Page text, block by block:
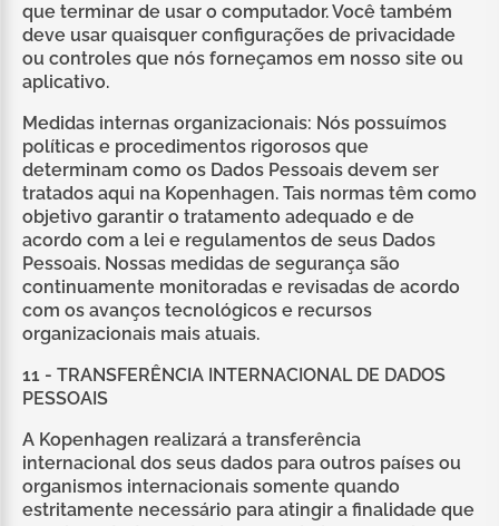
que terminar de usar o computador. Você também
deve usar quaisquer configurações de privacidade
ou controles que nós forneçamos em nosso site ou
aplicativo.
Medidas internas organizacionais: Nós possuímos
políticas e procedimentos rigorosos que
determinam como os Dados Pessoais devem ser
tratados aqui na Kopenhagen. Tais normas têm como
objetivo garantir o tratamento adequado e de
acordo com a lei e regulamentos de seus Dados
Pessoais. Nossas medidas de segurança são
continuamente monitoradas e revisadas de acordo
com os avanços tecnológicos e recursos
organizacionais mais atuais.
11 - TRANSFERÊNCIA INTERNACIONAL DE DADOS
PESSOAIS
A Kopenhagen realizará a transferência
internacional dos seus dados para outros países ou
organismos internacionais somente quando
estritamente necessário para atingir a finalidade que